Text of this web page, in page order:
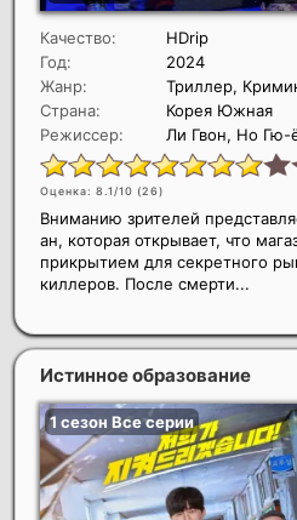
Качество:
HDrip
Год:
2024
Жанр:
Триллер,
Страна:
Корея Южная
Режиссер:
Ли Гвон, Но Гю-
Оценка: 8.1/10 (26)
Вниманию зрителей
ан, которая открывает, что
прикрытием для секретного
киллеров. После смерти...
Истинное образование